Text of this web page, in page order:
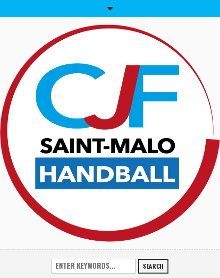
SEARCH